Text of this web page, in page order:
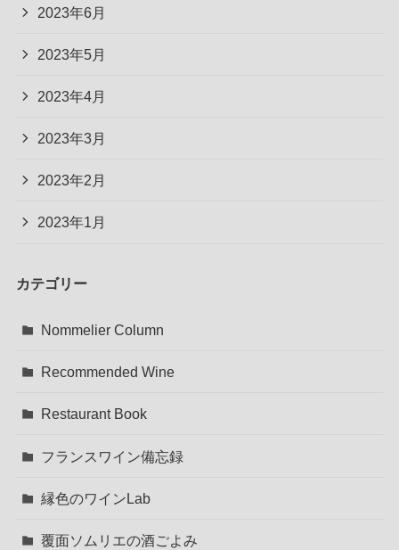
2023年6月
2023年5月
2023年4月
2023年3月
2023年2月
2023年1月
カテゴリー
Nommelier Column
Recommended Wine
Restaurant Book
フランスワイン備忘録
縁色のワインLab
覆面ソムリエの酒ごよみ